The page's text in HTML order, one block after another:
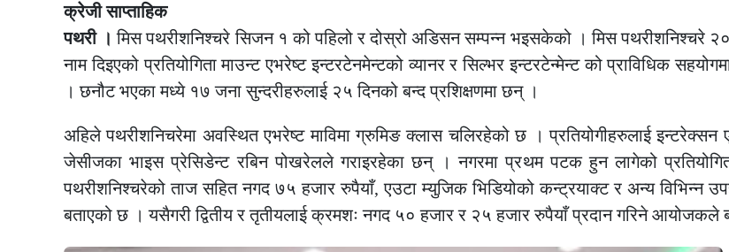
क्रेजी साप्ताहिक
पथरी । मिस पथरीशनिश्चरे सिजन १ को पहिलो र दोस्रो अडिसन सम्पन्न भइसकेको । मिस पथरीशनिश्चरे
नाम दिइएको प्रतियोगिता माउन्ट एभरेष्ट इन्टरटेनमेन्टको व्यानर र सिल्भर इन्टरटेन्मेन्ट को प्राविधिक
। छनौट भएका मध्ये १७ जना सुन्दरीहरुलाई २५ दिनको बन्द प्रशिक्षणमा छन् ।
अहिले पथरीशनिचरेमा अवस्थित एभरेष्ट माविमा ग्रुमिङ क्लास चलिरहेको छ । प्रतियोगीहरुलाई इन्टरेक्सन
जेसीजका भाइस प्रेसिडेन्ट रबिन पोखरेलले गराइरहेका छन् । नगरमा प्रथम पटक हुन लागेको
पथरीशनिश्चरेको ताज सहित नगद ७५ हजार रुपैयाँ, एउटा म्युजिक भिडियोको कन्ट्रयाक्ट र अन्य विभिन्न
बताएको छ । यसैगरी द्वितीय र तृतीयलाई क्रमशः नगद ५० हजार र २५ हजार रुपैयाँ प्रदान गरिने आयोजकले